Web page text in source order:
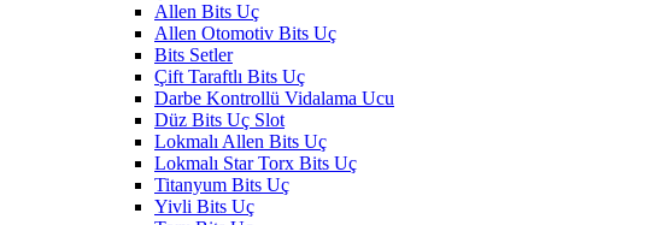
Allen Bits Uç
Allen Otomotiv Bits Uç
Bits Setler
Çift Taraftlı Bits Uç
Darbe Kontrollü Vidalama Ucu
Düz Bits Uç Slot
Lokmalı Allen Bits Uç
Lokmalı Star Torx Bits Uç
Titanyum Bits Uç
Yivli Bits Uç